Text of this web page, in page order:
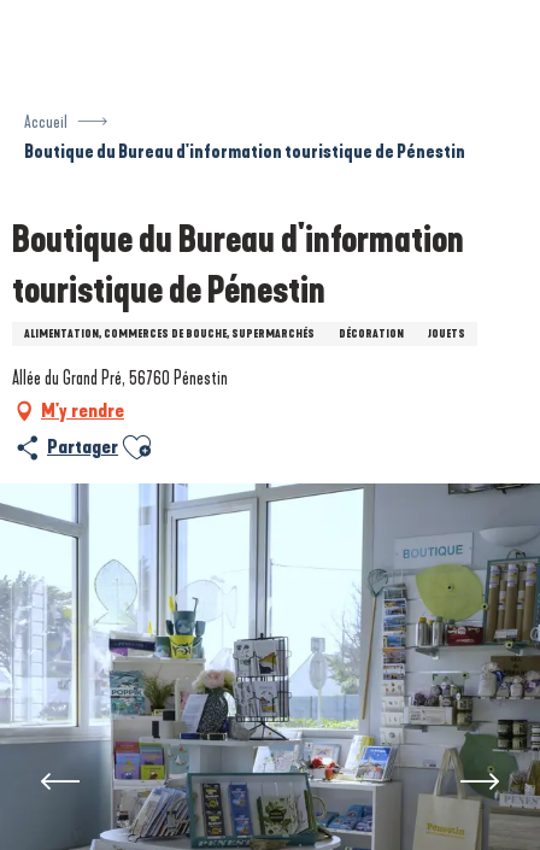
Accueil
Boutique du Bureau d'information touristique de Pénestin
Boutique du Bureau d'information
touristique de Pénestin
ALIMENTATION, COMMERCES DE BOUCHE, SUPERMARCHÉS DÉCORATION JOUETS
Allée du Grand Pré, 56760 Pénestin
M'y rendre
Partager Ajouter aux favoris